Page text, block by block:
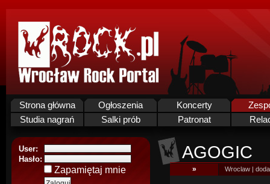
Strona główna Ogłoszenia Koncerty
Studia nagrań
Salki prób Patronat
User:
Hasło:
Zapamiętaj mnie
AGOGIC
» Wroclaw |